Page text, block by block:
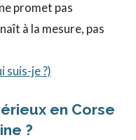
promet pas
à la mesure, pas
suis-je ?)
en Corse
?